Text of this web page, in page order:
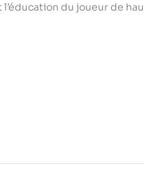
du joueur de